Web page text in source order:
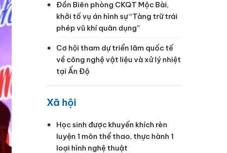
Đồn Biên phòng CKQT Mộc Bài,
khởi tố vụ án hình sự “Tàng trữ trái
phép vũ khí quân dụng”
Cơ hội tham dự triển lãm quốc tế
về công nghệ vật liệu và xử lý nhiệt
tại Ấn Độ
Xã hội
Học sinh được khuyến khích rèn
luyện 1 môn thể thao, thực hành 1
loại hình nghệ thuật